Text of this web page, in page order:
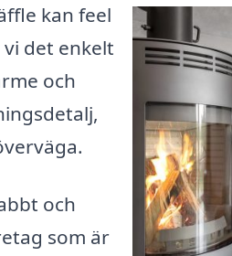
kan feel
det enkelt
och
och
som är